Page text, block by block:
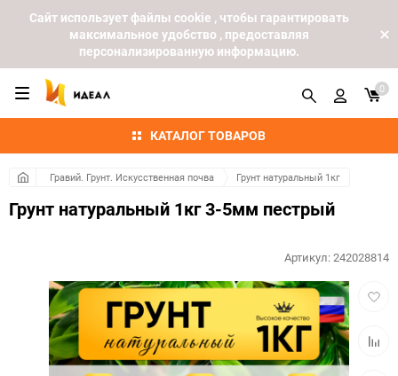
Cайт использует файлы cookie , чтобы гарантировать
максимальное удобство , предоставляя
персонализированную информацию.
КАТАЛОГ ТОВАРОВ
0
Гравий. Грунт. Искусственная почва Грунт натуральный 1кг
Грунт натуральный 1кг 3-5мм пестрый
Артикул:242028814